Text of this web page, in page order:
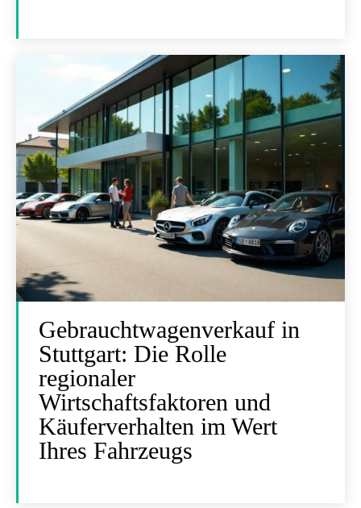
Gebrauchtwagenverkauf in
Stuttgart: Die Rolle
regionaler
Wirtschaftsfaktoren und
Käuferverhalten im Wert
Ihres Fahrzeugs